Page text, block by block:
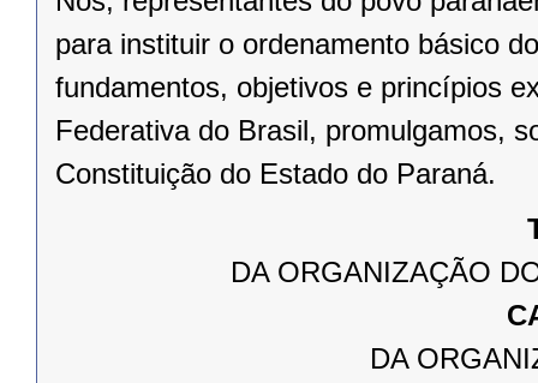
para instituir o ordenamento básico
fundamentos, objetivos e princípios
Federativa do Brasil, promulgamos,
Constituição do Estado do Paraná.
DA ORGANIZAÇÃO
DA